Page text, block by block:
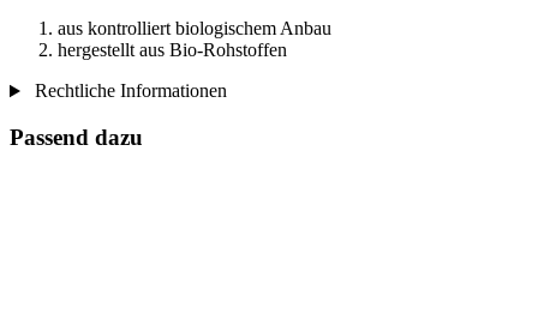
aus kontrolliert biologischem Anbau
hergestellt aus Bio-Rohstoffen
Rechtliche Informationen
Passend dazu